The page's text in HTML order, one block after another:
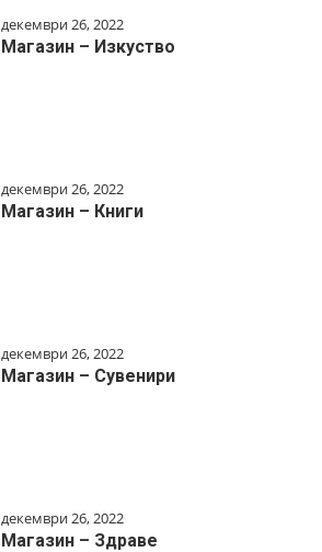
декември 26, 2022
Магазин – Изкуство
декември 26, 2022
Магазин – Книги
декември 26, 2022
Магазин – Сувенири
декември 26, 2022
Магазин – Здраве